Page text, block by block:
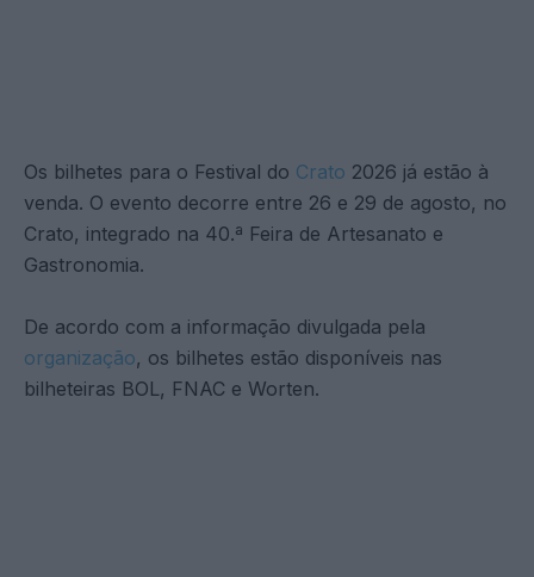
Os bilhetes para o Festival do Crato 2026 já estão à
venda. O evento decorre entre 26 e 29 de agosto, no
Crato, integrado na 40.ª Feira de Artesanato e
Gastronomia.
De acordo com a informação divulgada pela
organização, os bilhetes estão disponíveis nas
bilheteiras BOL, FNAC e Worten.